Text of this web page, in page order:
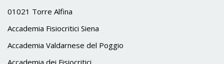
01021 Torre Alfina
Accademia Fisiocritici Siena
Accademia Valdarnese del Poggio
Accademia dei Fisiocritici